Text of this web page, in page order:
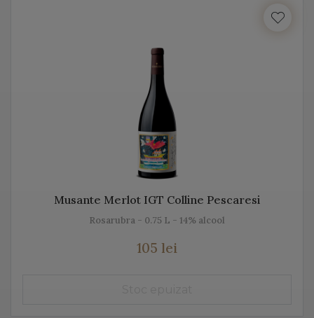
hectare de viță de vie, fiind unul dintre cei mai mari
producători de vin italian din lume. Acest vin italian
ajunge în întreaga lume și îi bucură pe cei ce îi cunosc
istoria, tradiția, modul de preparare, dar și pe cel de
Diversitatea etichetelor de vin de pe Vino Italia este
numeroasă și asta pentru că ne dorim să aducem Italia
Musante Merlot IGT Colline Pescaresi
Rosarubra - 0.75 L - 14% alcool
105 lei